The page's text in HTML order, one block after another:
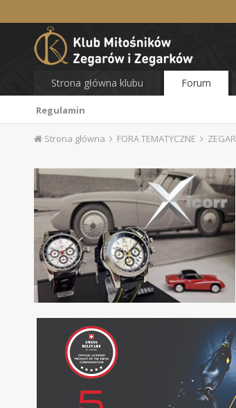
Strona główna klubu Forum
Regulamin
Strona główna FORA TEMATYCZNE